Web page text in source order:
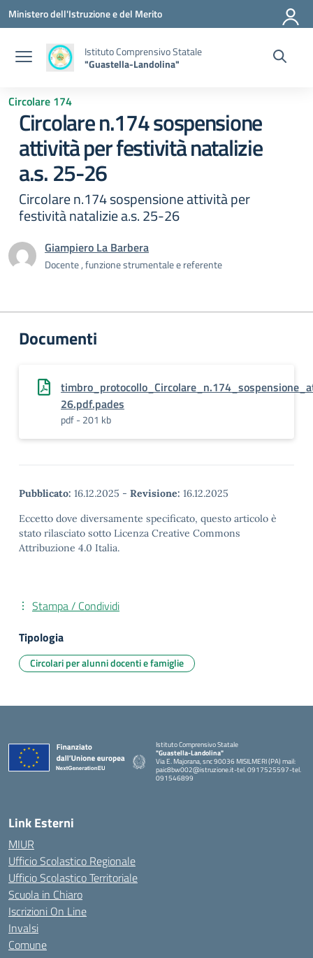
Vai ai contenuti
Vai al menu di navigazione
Vai al footer
Ministero dell'Istruzione e del Merito
Istituto Comprensivo Statale
"Guastella-Landolina"
Circolare 174
Circolare n.174 sospensione
attività per festività natalizie
a.s. 25-26
Circolare n.174 sospensione attività per
festività natalizie a.s. 25-26
Giampiero La Barbera
Docente , funzione strumentale e referente
Documenti
26.pdf.pades
pdf - 201 kb
Pubblicato: 16.12.2025 - Revisione: 16.12.2025
Eccetto dove diversamente specificato, questo articolo è
stato rilasciato sotto Licenza Creative Commons
Attribuzione 4.0 Italia.
Stampa / Condividi
Tipologia
Circolari per alunni docenti e famiglie
Istituto Comprensivo Statale
"Guastella-Landolina"
Via E. Majorana, snc 90036 MISILMERI (PA) mail:
paic8bw002@istruzione.it-tel. 0917525597-tel.
091546899
Link Esterni
MIUR
Ufficio Scolastico Regionale
Ufficio Scolastico Territoriale
Scuola in Chiaro
Iscrizioni On Line
Invalsi
Comune